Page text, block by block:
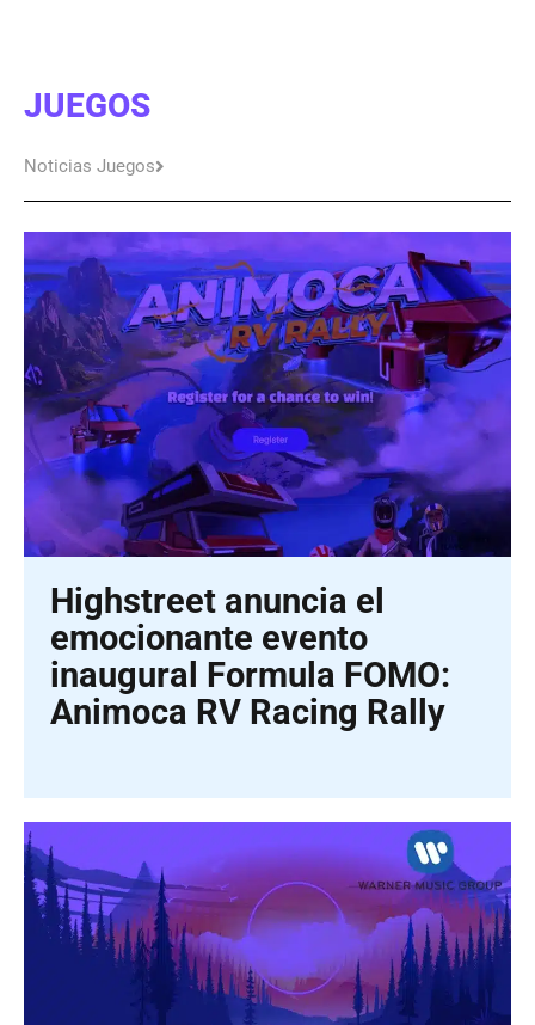
JUEGOS
Noticias Juegos
Highstreet anuncia el
emocionante evento
inaugural Formula FOMO:
Animoca RV Racing Rally